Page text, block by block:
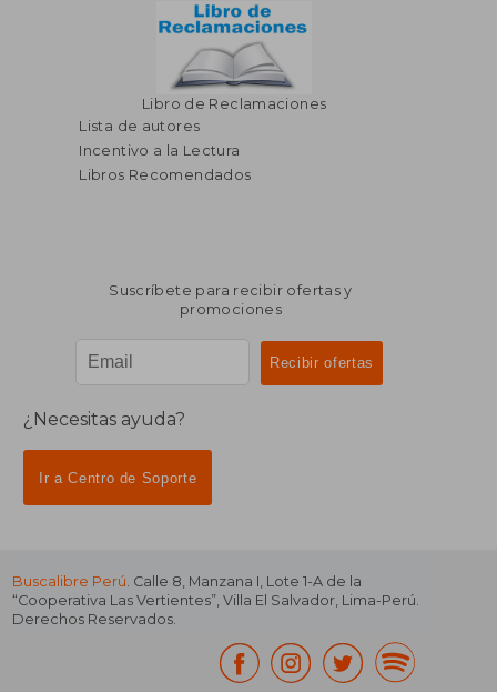
Libro de Reclamaciones
Lista de autores
Incentivo a la Lectura
Libros Recomendados
Suscríbete para recibir ofertas y
promociones
¿Necesitas ayuda?
Ir a Centro de Soporte
Buscalibre Perú. Calle 8, Manzana I, Lote 1-A de la
“Cooperativa Las Vertientes”, Villa El Salvador, Lima-Perú.
Derechos Reservados.